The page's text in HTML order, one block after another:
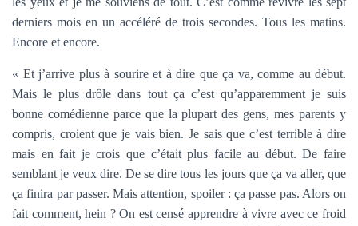
derniers mois en un accéléré de trois secondes. Tous les matins.
Encore et encore.
« Et j’arrive plus à sourire et à dire que ça va, comme au début.
Mais le plus drôle dans tout ça c’est qu’apparemment je suis
bonne comédienne parce que la plupart des gens, mes parents y
compris, croient que je vais bien. Je sais que c’est terrible à dire
mais en fait je crois que c’était plus facile au début. De faire
semblant je veux dire. De se dire tous les jours que ça va aller, que
ça finira par passer. Mais attention, spoiler : ça passe pas. Alors on
fait comment, hein ? On est censé apprendre à vivre avec ce froid